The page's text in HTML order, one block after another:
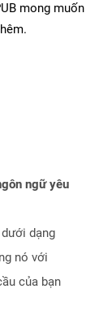
mong muốn
ngữ yêu
dạng
nó với
của bạn